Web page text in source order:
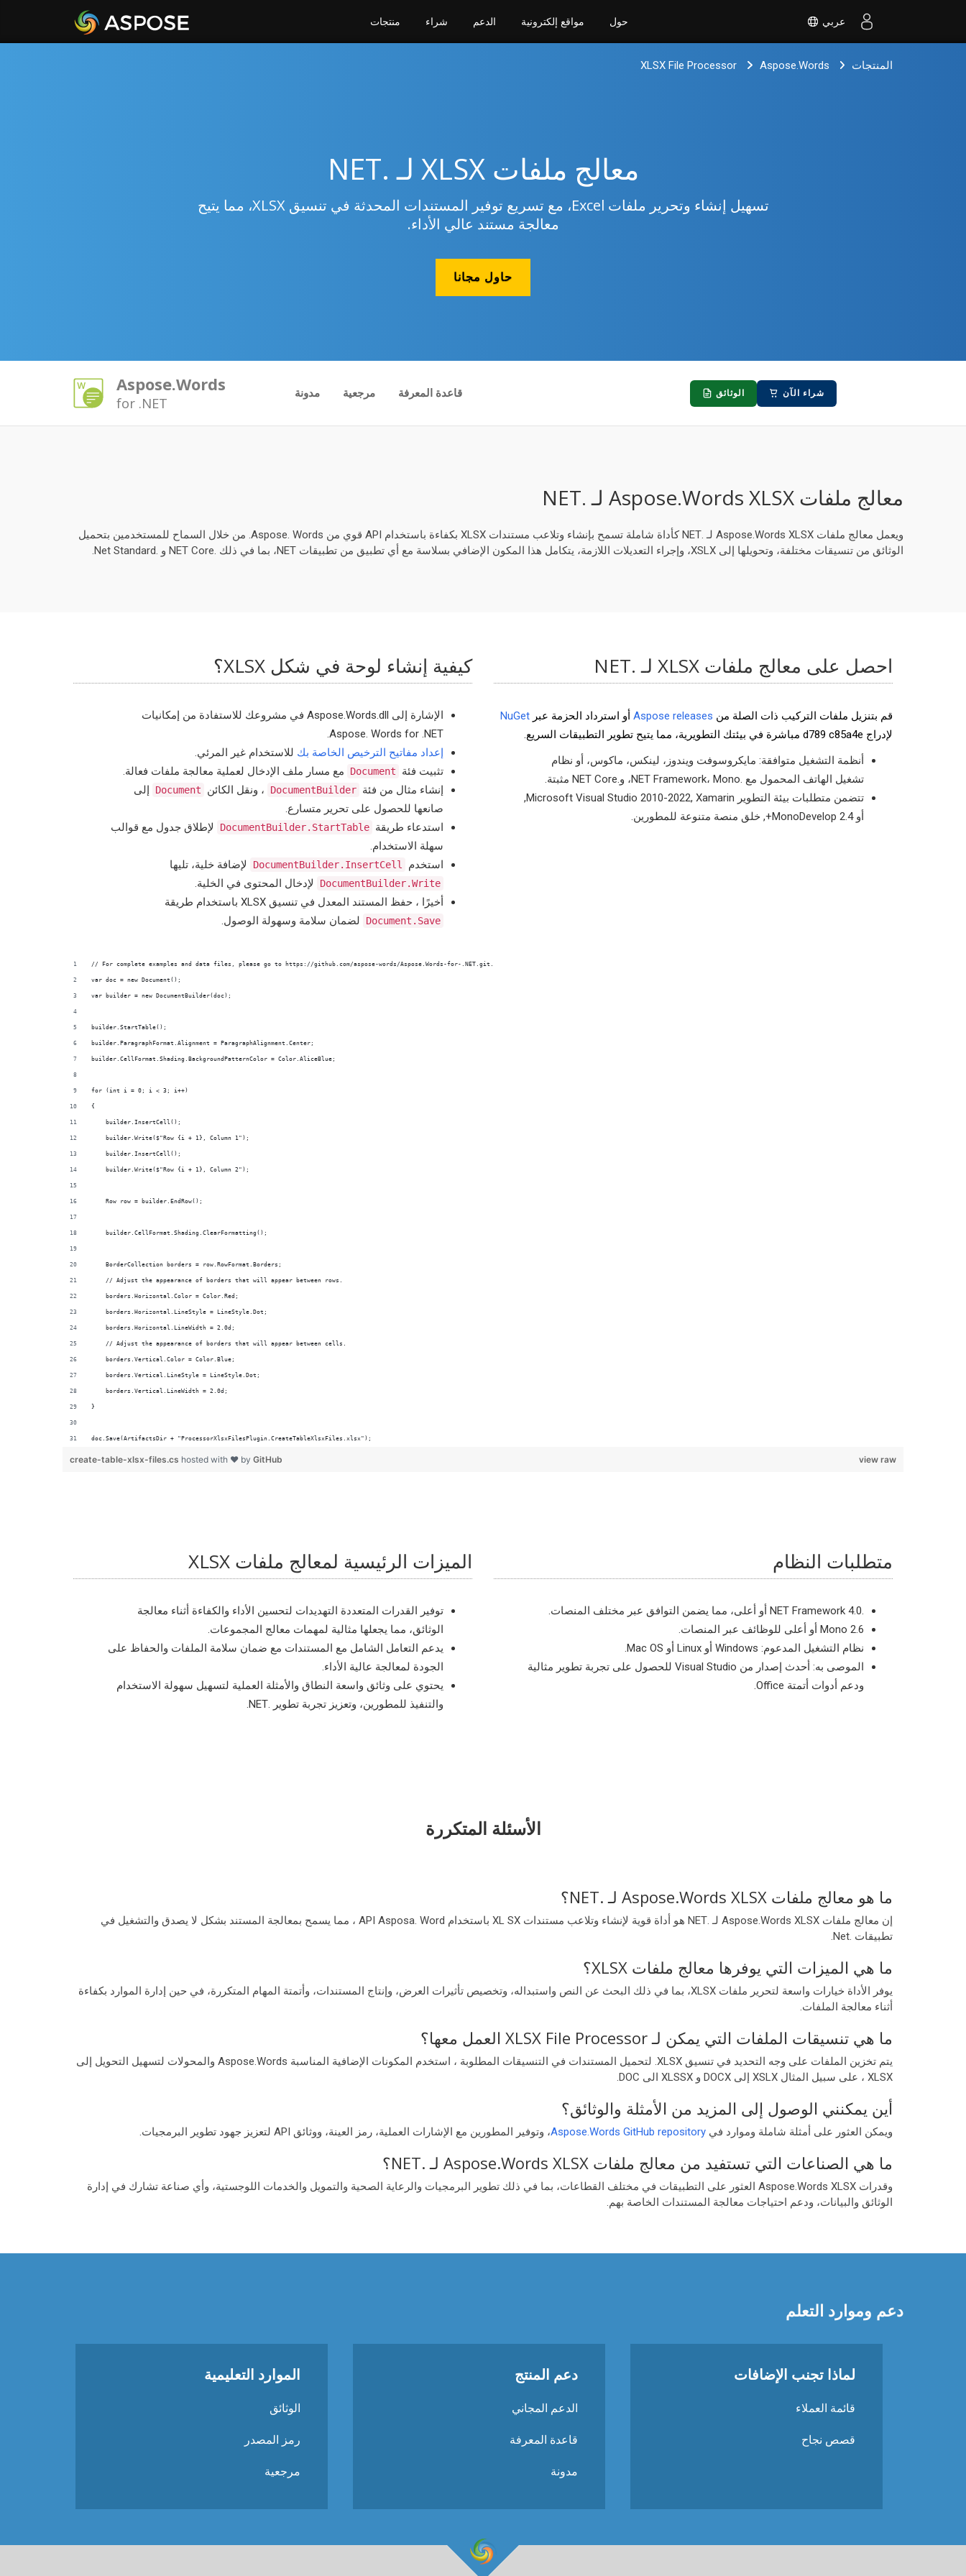
عربي منتجات شراء الدعم مواقع إلكترونية حول
المنتجات Aspose.Words
XLSX File Processor
معالج ملفات XLSX لـ .NET
تسهيل إنشاء وتحرير ملفات Excel، مع تسريع توفير المستندات المحدثة في تنسيق XLSX، مما يتيح
معالجة مستند عالي الأداء.
حاول مجانا
Aspose.Words
for .NET
مدونة مرجعية قاعدة المعرفة الوثائق شراء الآن
معالج ملفات Aspose.Words XLSX لـ .NET
ويعمل معالج ملفات Aspose.Words XLSX لـ .NET كأداة شاملة تسمح بإنشاء وتلاعب مستندات XLSX بكفاءة باستخدام API قوي من Aspose. Words. من خلال السماح للمستخدمين بتحميل
الوثائق من تنسيقات مختلفة، وتحويلها إلى XSLX، وإجراء التعديلات اللازمة، يتكامل هذا المكون الإضافي بسلاسة مع أي تطبيق من تطبيقات NET، بما في ذلك .NET Core و .Net Standard.
كيفية إنشاء لوحة في شكل XLSX؟
الإشارة إلى Aspose.Words.dll في مشروعك للاستفادة من إمكانيات
Aspose. Words for .NET.
إعداد مفاتيح الترخيص الخاصة بك للاستخدام غير المرئي.
تثبيت فئة
Document
مع مسار ملف الإدخال لعملية معالجة ملفات فعالة.
إنشاء مثال من فئة DocumentBuilder ، ونقل الكائن Document
إلى
صانعها للحصول على تحرير متسارع.
استدعاء طريقة DocumentBuilder.StartTable
لإطلاق جدول مع قوالب
سهلة الاستخدام.
استخدم
DocumentBuilder.InsertCell لإضافة خلية، تليها
DocumentBuilder.Write
لإدخال المحتوى في الخلية.
أخيرًا ، حفظ المستند المعدل في تنسيق XLSX باستخدام طريقة
Document.Save لضمان سلامة وسهولة الوصول.
احصل على معالج ملفات XLSX لـ .NET
قم بتنزيل ملفات التركيب ذات الصلة من Aspose releases أو استرداد الحزمة عبر NuGet
لإدراج d789 c85a4e مباشرة في بيئتك التطويرية، مما يتيح تطوير التطبيقات السريع.
أنظمة التشغيل متوافقة: مايكروسوفت ويندوز، لينكس، ماكوس، أو نظام
تشغيل الهاتف المحمول مع .NET Framework، Mono، و.NET Core مثبتة.
تتضمن متطلبات بيئة التطوير Microsoft Visual Studio 2010-2022, Xamarin,
أو MonoDevelop 2.4+, خلق منصة متنوعة للمطورين.
doc.Save(ArtifactsDir + "ProcessorXlsxFilesPlugin.CreateTableXlsxFiles.xlsx");
view raw
create-table-xlsx-files.cs hosted with ❤ by GitHub
الميزات الرئيسية لمعالج ملفات XLSX
توفير القدرات المتعددة التهديدات لتحسين الأداء والكفاءة أثناء معالجة
الوثائق، مما يجعلها مثالية لمهمات معالج المجموعات.
يدعم التعامل الشامل مع المستندات مع ضمان سلامة الملفات والحفاظ على
الجودة لمعالجة عالية الأداء.
يحتوي على وثائق واسعة النطاق والأمثلة العملية لتسهيل سهولة الاستخدام
والتنفيذ للمطورين، وتعزيز تجربة تطوير .NET.
متطلبات النظام
.NET Framework 4.0 أو أعلى، مما يضمن التوافق عبر مختلف المنصات.
Mono 2.6 أو أعلى للوظائف عبر المنصات.
نظام التشغيل المدعوم: Windows أو Linux أو Mac OS.
الموصى به: أحدث إصدار من Visual Studio للحصول على تجربة تطوير مثالية
ودعم أدوات أتمتة Office.
الأسئلة المتكررة
ما هو معالج ملفات Aspose.Words XLSX لـ .NET؟
إن معالج ملفات Aspose.Words XLSX لـ .NET هو أداة قوية لإنشاء وتلاعب مستندات XL SX باستخدام API Asposa. Word ، مما يسمح بمعالجة المستند بشكل لا يصدق والتشغيل في
تطبيقات .Net.
ما هي الميزات التي يوفرها معالج ملفات XLSX؟
يوفر الأداة خيارات واسعة لتحرير ملفات XLSX، بما في ذلك البحث عن النص واستبداله، وتخصيص تأثيرات العرض، وإنتاج المستندات، وأتمتة المهام المتكررة، في حين إدارة الموارد بكفاءة
أثناء معالجة الملفات.
ما هي تنسيقات الملفات التي يمكن لـ XLSX File Processor العمل معها؟
يتم تخزين الملفات على وجه التحديد في تنسيق XLSX. لتحميل المستندات في التنسيقات المطلوبة ، استخدم المكونات الإضافية المناسبة Aspose.Words والمحولات لتسهيل التحويل إلى
XLSX ، على سبيل المثال XSLX إلى DOCX و XLSSX الى DOC.
أين يمكنني الوصول إلى المزيد من الأمثلة والوثائق؟
ويمكن العثور على أمثلة شاملة وموارد في Aspose.Words GitHub repository، وتوفير المطورين مع الإشارات العملية، رمز العينة، ووثائق API لتعزيز جهود تطوير البرمجيات.
ما هي الصناعات التي تستفيد من معالج ملفات Aspose.Words XLSX لـ .NET؟
وقدرات Aspose.Words XLSX العثور على التطبيقات في مختلف القطاعات، بما في ذلك تطوير البرمجيات والرعاية الصحية والتمويل والخدمات اللوجستية، وأي صناعة تشارك في إدارة
الوثائق والبيانات، ودعم احتياجات معالجة المستندات الخاصة بهم.
دعم وموارد التعلم
الموارد التعليمية
الوثائق
رمز المصدر
مرجعية
دعم المنتج
الدعم المجاني
قاعدة المعرفة
مدونة
لماذا تجنب الإضافات
قائمة العملاء
قصص نجاح